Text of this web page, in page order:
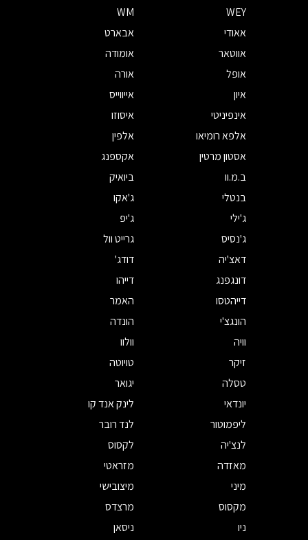
WEY
WM
אאודי
אבארט
אווטאר
אומודה
אופל
אורה
איון
אייווייס
אינפיניטי
איסוזו
אלפא רומיאו
אלפין
אסטון מרטין
אקספנג
ב.מ.וו
ביואיק
בנטלי
ג'אקו
ג'ילי
ג'יפ
ג'נסיס
גרייט וול
דאצ'יה
דודג'
דונגפנג
דייהו
דייהטסו
האמר
הונגצ'י
הונדה
וויה
וולוו
זיקר
טויוטה
טסלה
יגואר
יונדאי
לינק אנד קו
ליפמוטור
לנד רובר
לנצ'יה
לקסוס
מאזדה
מזראטי
מיני
מיצובישי
מקסוס
מרצדס
ניו
ניסאן